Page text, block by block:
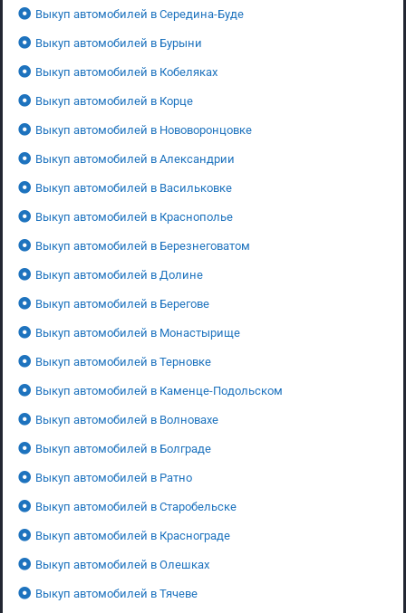
Выкуп автомобилей в Середина-Буде
Выкуп автомобилей в Бурыни
Выкуп автомобилей в Кобеляках
Выкуп автомобилей в Корце
Выкуп автомобилей в Нововоронцовке
Выкуп автомобилей в Александрии
Выкуп автомобилей в Васильковке
Выкуп автомобилей в Краснополье
Выкуп автомобилей в Березнеговатом
Выкуп автомобилей в Долине
Выкуп автомобилей в Берегове
Выкуп автомобилей в Монастырище
Выкуп автомобилей в Терновке
Выкуп автомобилей в Каменце-Подольском
Выкуп автомобилей в Волновахе
Выкуп автомобилей в Болграде
Выкуп автомобилей в Ратно
Выкуп автомобилей в Старобельске
Выкуп автомобилей в Краснограде
Выкуп автомобилей в Олешках
Выкуп автомобилей в Тячеве